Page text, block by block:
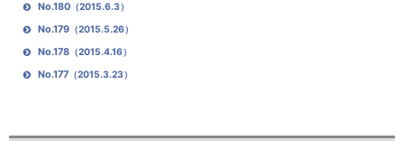
No.180（2015.6.3）
No.179（2015.5.26）
No.178（2015.4.16）
No.177（2015.3.23）